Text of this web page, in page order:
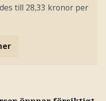
till 28,33 kronor per